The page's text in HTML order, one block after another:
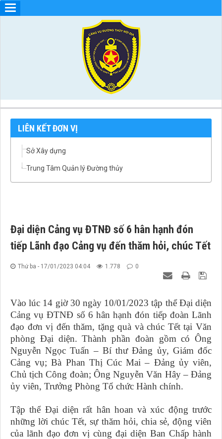
LIÊN KẾT ĐƠN VỊ
Sở Xây dựng
Trung Tâm Quản lý Đường thủy
Đại diện Cảng vụ ĐTNĐ số 6 hân hạnh đón
tiếp Lãnh đạo Cảng vụ đến thăm hỏi, chúc Tết
Thứ ba - 17/01/2023 04:04 1.778 0
Vào lúc 14 giờ 30 ngày 10/01/2023 tập thể Đại diện
Cảng vụ ĐTNĐ số 6 hân hạnh đón tiếp đoàn Lãnh
đạo đơn vị đến thăm, tặng quà và chúc Tết tại Văn
phòng Đại diện. Thành phần đoàn gồm có Ông
Nguyễn Ngọc Tuấn – Bí thư Đảng ủy, Giám đốc
Cảng vụ; Bà Phan Thị Cúc Mai – Đảng ủy viên,
Chủ tịch Công đoàn; Ông Nguyễn Văn Hây – Đảng
ủy viên, Trưởng Phòng Tổ chức Hành chính.
Tập thể Đại diện rất hân hoan và xúc động trước
những lời chúc Tết, sự thăm hỏi, chia sẻ, động viên
của lãnh đạo đơn vị cùng đại diện Ban Chấp hành